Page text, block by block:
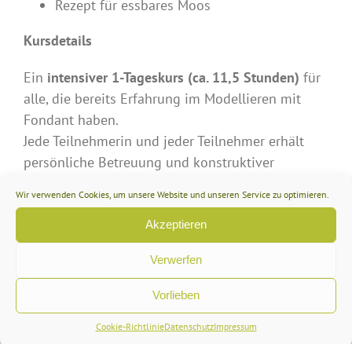
Wir verwenden Cookies, um unsere Website und unseren Service zu optimieren.
Akzeptieren
Verwerfen
Vorlieben
Cookie-RichtlinieDatenschutzImpressum
Rezept für essbares Moos
Kursdetails
Ein intensiver 1-Tageskurs (ca. 11,5 Stunden) für
alle, die bereits Erfahrung im Modellieren mit
Fondant haben.
Jede Teilnehmerin und jeder Teilnehmer erhält
persönliche Betreuung und konstruktiver
brauchst.
Im Kurspreis enthalten
Hochwertiger Fondant (Saracino Pasta
) und Farbe
Alle benötigten Werkzeuge zur